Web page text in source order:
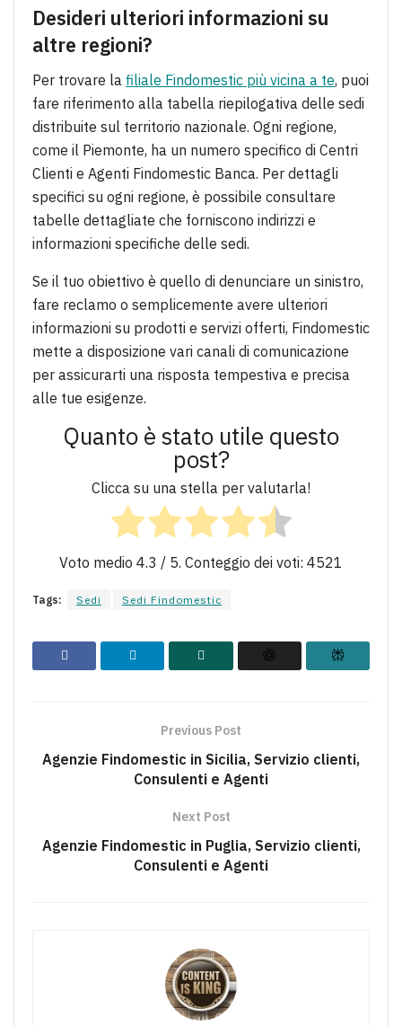
Desideri ulteriori informazioni su
altre regioni?
Per trovare la filiale Findomestic più vicina a te, puoi
fare riferimento alla tabella riepilogativa delle sedi
distribuite sul territorio nazionale. Ogni regione,
come il Piemonte, ha un numero specifico di Centri
Clienti e Agenti Findomestic Banca. Per dettagli
specifici su ogni regione, è possibile consultare
tabelle dettagliate che forniscono indirizzi e
informazioni specifiche delle sedi.
Se il tuo obiettivo è quello di denunciare un sinistro,
fare reclamo o semplicemente avere ulteriori
informazioni su prodotti e servizi offerti, Findomestic
mette a disposizione vari canali di comunicazione
per assicurarti una risposta tempestiva e precisa
alle tue esigenze.
Quanto è stato utile questo
post?
Clicca su una stella per valutarla!
Voto medio 4.3 / 5. Conteggio dei voti: 4521
Tags: Sedi Sedi Findomestic
Previous Post
Agenzie Findomestic in Sicilia, Servizio clienti,
Consulenti e Agenti
Next Post
Agenzie Findomestic in Puglia, Servizio clienti,
Consulenti e Agenti